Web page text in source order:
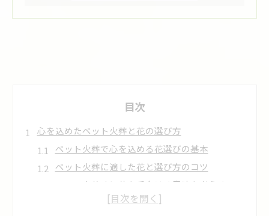
目次
心を込めたペット火葬と花の選び方
ペット火葬で心を込める花選びの基本
ペット火葬に適した花と選び方のコツ
ペット火葬時に花を手向ける意味を考える
ペット火葬で後悔しない花選びの心得